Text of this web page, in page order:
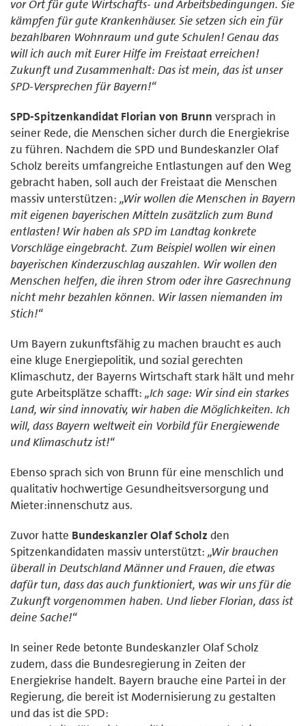
vor Ort für gute Wirtschafts- und Arbeitsbedingungen. Sie
kämpfen für gute Krankenhäuser. Sie setzen sich ein für
bezahlbaren Wohnraum und gute Schulen! Genau das
will ich auch mit Eurer Hilfe im Freistaat erreichen!
Zukunft und Zusammenhalt: Das ist mein, das ist unser
SPD-Versprechen für Bayern!“
SPD-Spitzenkandidat Florian von Brunn versprach in
seiner Rede, die Menschen sicher durch die Energiekrise
zu führen. Nachdem die SPD und Bundeskanzler Olaf
Scholz bereits umfangreiche Entlastungen auf den Weg
gebracht haben, soll auch der Freistaat die Menschen
massiv unterstützen: „Wir wollen die Menschen in Bayern
mit eigenen bayerischen Mitteln zusätzlich zum Bund
entlasten! Wir haben als SPD im Landtag konkrete
Vorschläge eingebracht. Zum Beispiel wollen wir einen
bayerischen Kinderzuschlag auszahlen. Wir wollen den
Menschen helfen, die ihren Strom oder ihre Gasrechnung
nicht mehr bezahlen können. Wir lassen niemanden im
Stich!“
Um Bayern zukunftsfähig zu machen braucht es auch
eine kluge Energiepolitik, und sozial gerechten
Klimaschutz, der Bayerns Wirtschaft stark hält und mehr
gute Arbeitsplätze schafft: „Ich sage: Wir sind ein starkes
Land, wir sind innovativ, wir haben die Möglichkeiten. Ich
will, dass Bayern weltweit ein Vorbild für Energiewende
und Klimaschutz ist!“
Ebenso sprach sich von Brunn für eine menschlich und
qualitativ hochwertige Gesundheitsversorgung und
Mieter:innenschutz aus.
Zuvor hatte Bundeskanzler Olaf Scholz den
Spitzenkandidaten massiv unterstützt: „Wir brauchen
überall in Deutschland Männer und Frauen, die etwas
dafür tun, dass das auch funktioniert, was wir uns für die
Zukunft vorgenommen haben. Und lieber Florian, dass ist
deine Sache!“
In seiner Rede betonte Bundeskanzler Olaf Scholz
zudem, dass die Bundesregierung in Zeiten der
Energiekrise handelt. Bayern brauche eine Partei in der
Regierung, die bereit ist Modernisierung zu gestalten
und das ist die SPD: